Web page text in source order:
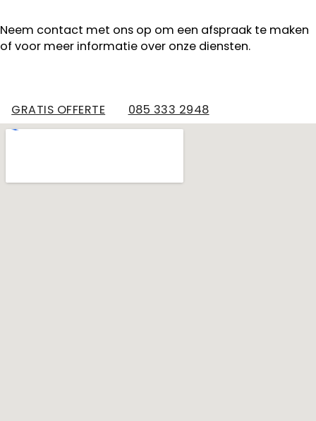
Neem contact met ons op om een afspraak te maken
of voor meer informatie over onze diensten.
GRATIS OFFERTE 085 333 2948